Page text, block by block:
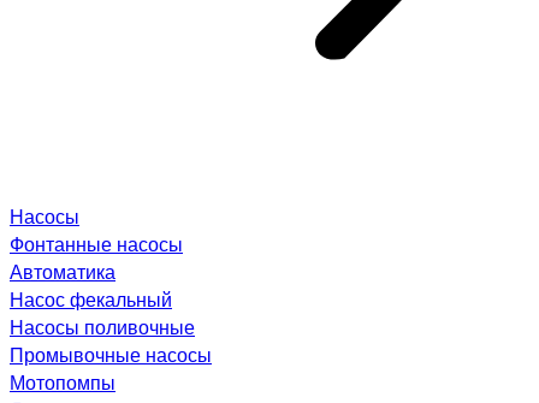
Насосы
Фонтанные насосы
Автоматика
Насос фекальный
Насосы поливочные
Промывочные насосы
Мотопомпы